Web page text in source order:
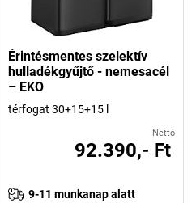
Érintésmentes szelektív
hulladékgyűjtő - nemesacél
– EKO
térfogat 30+15+15 l
Nettó
92.390,- Ft
9-11 munkanap alatt